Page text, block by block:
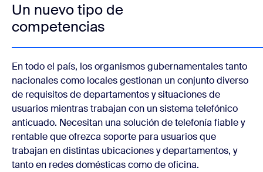
Un nuevo tipo de
competencias
En todo el país, los organismos gubernamentales tanto
nacionales como locales gestionan un conjunto diverso
de requisitos de departamentos y situaciones de
usuarios mientras trabajan con un sistema telefónico
anticuado. Necesitan una solución de telefonía fiable y
rentable que ofrezca soporte para usuarios que
trabajan en distintas ubicaciones y departamentos, y
tanto en redes domésticas como de oficina.